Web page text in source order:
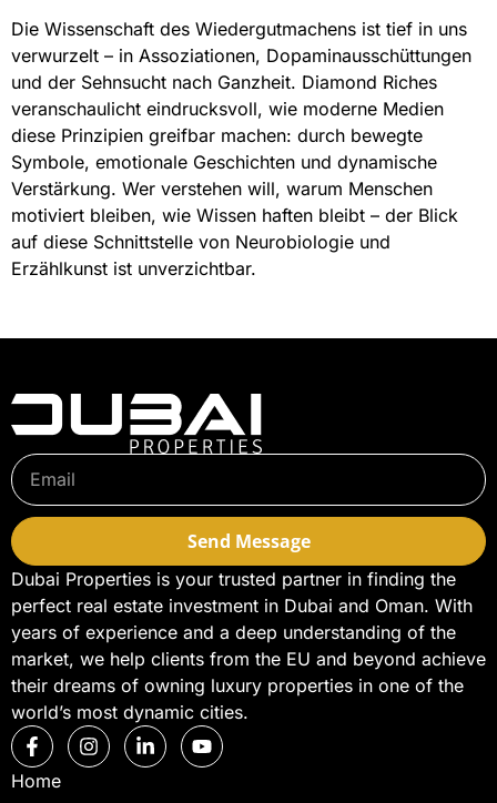
Die Wissenschaft des Wiedergutmachens ist tief in uns
verwurzelt – in Assoziationen, Dopaminausschüttungen
und der Sehnsucht nach Ganzheit. Diamond Riches
veranschaulicht eindrucksvoll, wie moderne Medien
diese Prinzipien greifbar machen: durch bewegte
Symbole, emotionale Geschichten und dynamische
Verstärkung. Wer verstehen will, warum Menschen
motiviert bleiben, wie Wissen haften bleibt – der Blick
auf diese Schnittstelle von Neurobiologie und
Erzählkunst ist unverzichtbar.
Send Message
Dubai Properties is your trusted partner in finding the
perfect real estate investment in Dubai and Oman. With
years of experience and a deep understanding of the
market, we help clients from the EU and beyond achieve
their dreams of owning luxury properties in one of the
world’s most dynamic cities.
Home